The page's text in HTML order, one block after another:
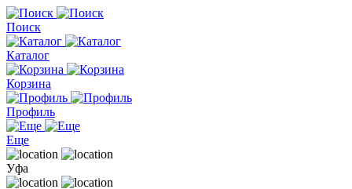
Поиск
Каталог
Корзина
Профиль
Еще
Уфа